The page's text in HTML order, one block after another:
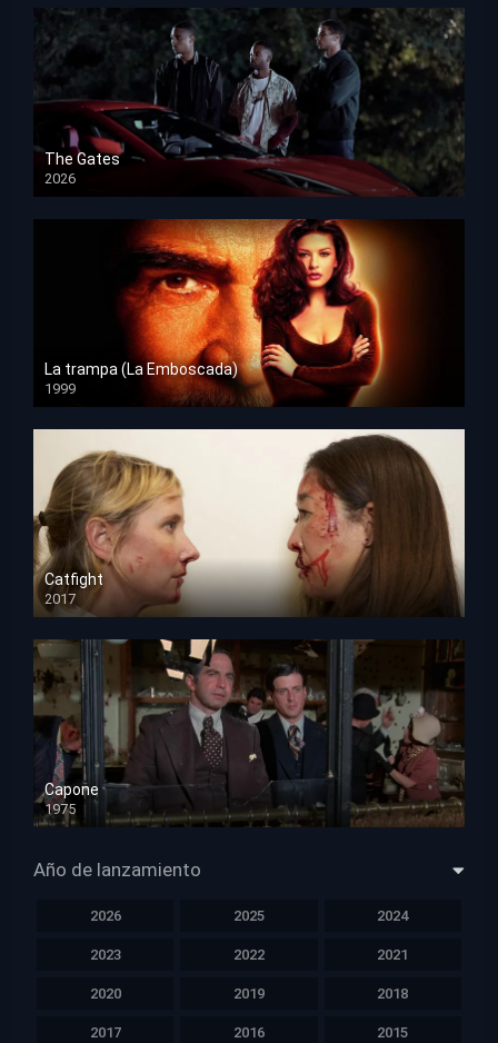
The Gates
2026
HD 1080p
La trampa (La Emboscada)
1999
HD 1080p
Catfight
2017
HD 720p
Capone
1975
HD 1080p
Año de lanzamiento
2026 2025 2024
2023 2022 2021
2020 2019 2018
2017 2016 2015